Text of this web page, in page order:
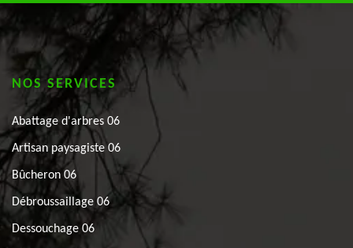
NOS SERVICES
Abattage d'arbres 06
Artisan paysagiste 06
Bûcheron 06
Débroussaillage 06
Dessouchage 06